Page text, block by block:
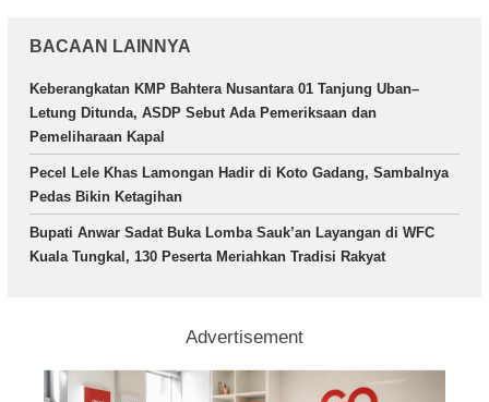
BACAAN LAINNYA
Keberangkatan KMP Bahtera Nusantara 01 Tanjung Uban–
Letung Ditunda, ASDP Sebut Ada Pemeriksaan dan
Pemeliharaan Kapal
Pecel Lele Khas Lamongan Hadir di Koto Gadang, Sambalnya
Pedas Bikin Ketagihan
Bupati Anwar Sadat Buka Lomba Sauk’an Layangan di WFC
Kuala Tungkal, 130 Peserta Meriahkan Tradisi Rakyat
Advertisement